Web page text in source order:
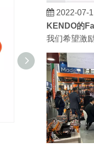
多用途
2022-07-
我们希望激